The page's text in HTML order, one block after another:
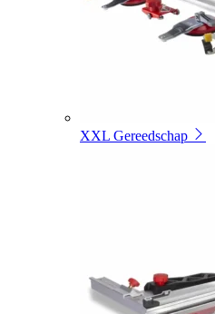
XXL Gereedschap